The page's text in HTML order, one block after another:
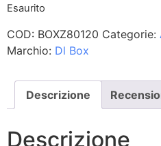
Esaurito
COD: BOXZ80120 Categorie:
Marchio: Dl Box
Descrizione
Descrizione